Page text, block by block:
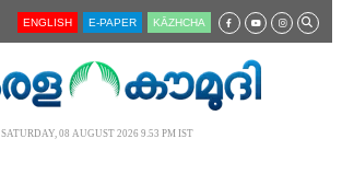
ENGLISH E-PAPER KĀZHCHA
SATURDAY, 08 AUGUST 2026 9.53 PM IST